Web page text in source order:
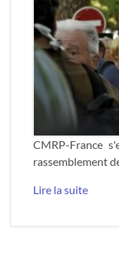
CMRP-France
rassemblement
Lire la suite